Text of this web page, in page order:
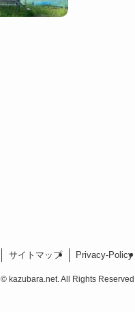
サイトマップ Privacy-Policy
©kazubara.net. All Rights